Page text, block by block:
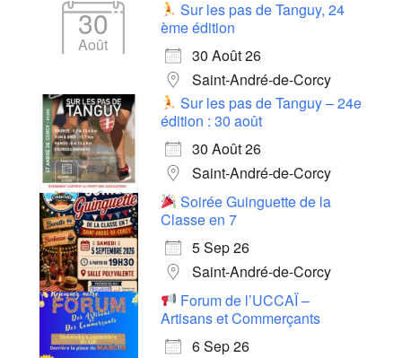
30
Août
Sur les pas de Tanguy, 24
ème édition
30 Août 26
Saint-André-de-Corcy
Sur les pas de Tanguy – 24e
édition : 30 août
30 Août 26
Saint-André-de-Corcy
Soirée Guinguette de la
Classe en 7
5 Sep 26
Saint-André-de-Corcy
Forum de l’UCCAÏ –
Artisans et Commerçants
6 Sep 26